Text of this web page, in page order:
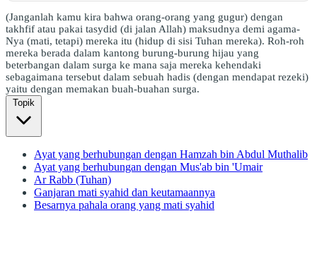
(Janganlah kamu kira bahwa orang-orang yang gugur) dengan
takhfif atau pakai tasydid (di jalan Allah) maksudnya demi agama-
Nya (mati, tetapi) mereka itu (hidup di sisi Tuhan mereka). Roh-roh
mereka berada dalam kantong burung-burung hijau yang
beterbangan dalam surga ke mana saja mereka kehendaki
sebagaimana tersebut dalam sebuah hadis (dengan mendapat rezeki)
yaitu dengan memakan buah-buahan surga.
Topik
Ayat yang berhubungan dengan Hamzah bin Abdul Muthalib
Ayat yang berhubungan dengan Mus'ab bin 'Umair
Ar Rabb (Tuhan)
Ganjaran mati syahid dan keutamaannya
Besarnya pahala orang yang mati syahid